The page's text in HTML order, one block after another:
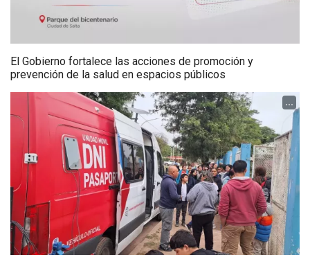
El Gobierno fortalece las acciones de promoción y
prevención de la salud en espacios públicos
...